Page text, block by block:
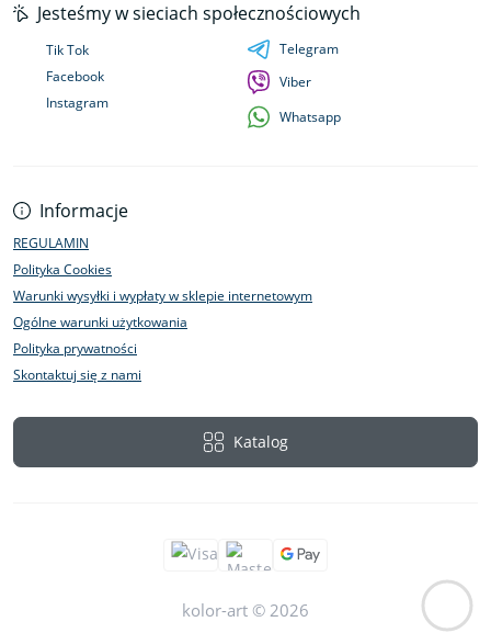
Informacje
REGULAMIN
Polityka Cookies
Warunki wysyłki i wypłaty w sklepie internetowym
Ogólne warunki użytkowania
Polityka prywatności
Skontaktuj się z nami
Katalog
Jesteśmy w sieciach społecznościowych
Tik Tok
Facebook
Instagram
Telegram
Viber
Whatsapp
kolor-art © 2026